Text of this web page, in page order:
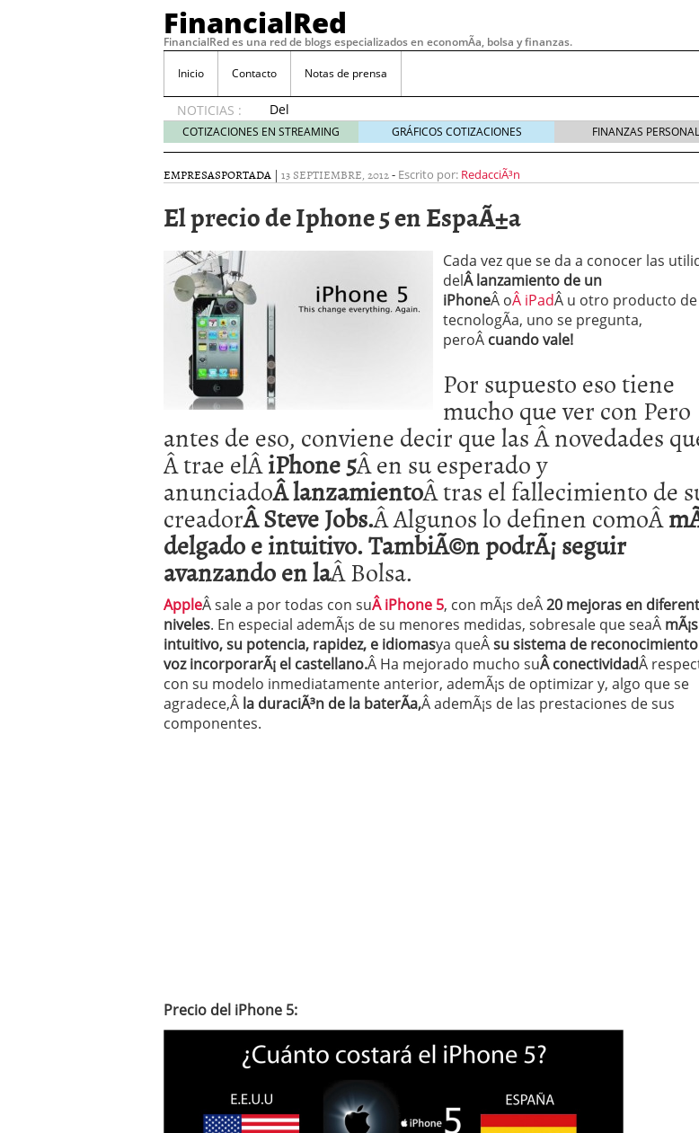
FinancialRed
FinancialRed es una red de blogs especializados en economÃ­a, bolsa y finanzas.
Inicio Contacto Notas de prensa
NOTICIAS :
Del
depósito
a la
cómo
cambiando
gestión
en
España
Seguros de convenio en pymes: la obligación que muchas empresas
descubren cuando ya es demasiado tarde 20/07/2026
ReseÃ±a de SIFX: Lo Que Deben Saber los Traders Mexicanos Antes de
Operar
Crear empresa online vs proceso tradicional: ventajas reales para pymes
29/05/2026
CÃ³mo afrontar una baja mÃ©dica cuando trabajas por cuenta propia
26/05/2026
COTIZACIONES EN STREAMING GRÁFICOS COTIZACIONES FINANZAS
EMPRESASPORTADA | 13 SEPTIEMBRE, 2012- Escrito por: RedacciÃ³n
El precio de Iphone 5 en EspaÃ±a
Cada vez que se da a conocer las
delÂ lanzamiento de un
iPhoneÂ oÂ iPadÂ u otro producto de
tecnologÃ­a, uno se pregunta,
peroÂ cuando vale!
Por supuesto eso tiene
mucho que ver con Pero
antes de eso, conviene decir que las Â novedades
Â trae elÂiPhone 5Â en su esperado y
anunciadoÂ lanzamientoÂ tras el fallecimiento de
creadorÂ Steve Jobs.Â Algunos lo definen comoÂ
delgado e intuitivo. TambiÃ©n podrÃ¡ seguir
avanzando en laÂ Bolsa.
AppleÂ sale a por todas con suÂ iPhone 5, con mÃ¡s deÂ20 mejoras en
niveles. En especial ademÃ¡s de su menores medidas, sobresale que seaÂ mÃ¡s
intuitivo, su potencia, rapidez, e idiomasya queÂsu sistema de
voz incorporarÃ¡ el castellano.Â Ha mejorado mucho suÂ conectividadÂ
con su modelo inmediatamente anterior, ademÃ¡s de optimizar y, algo que se
agradece,Â la duraciÃ³n de la baterÃ­a,Â ademÃ¡s de las prestaciones de sus
componentes.
Precio del iPhone 5: